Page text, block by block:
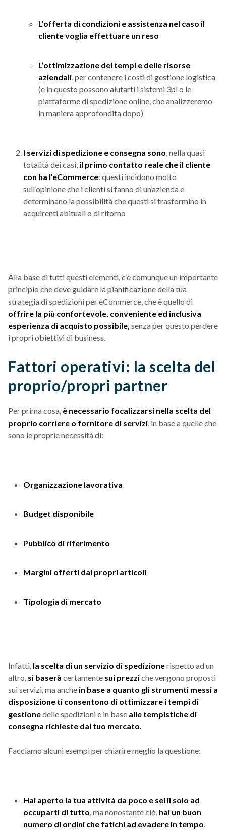
L’offerta di condizioni e assistenza nel caso il
cliente voglia effettuare un reso
L’ottimizzazione dei tempi e delle risorse
aziendali, per contenere i costi di gestione logistica
(e in questo possono aiutarti i sistemi 3pl o le
piattaforme di spedizione online, che analizzeremo
in maniera approfondita dopo)
I servizi di spedizione e consegna sono, nella quasi
totalità dei casi, il primo contatto reale che il cliente
con ha l’eCommerce: questi incidono molto
sull’opinione che i clienti si fanno di un’azienda e
determinano la possibilità che questi si trasformino in
acquirenti abituali o di ritorno
Alla base di tutti questi elementi, c’è comunque un importante
principio che deve guidare la pianificazione della tua
strategia di spedizioni per eCommerce, che è quello di
offrire la più confortevole, conveniente ed inclusiva
esperienza di acquisto possibile, senza per questo perdere
i propri obiettivi di business.
Fattori operativi: la scelta del
proprio/propri partner
Per prima cosa, è necessario focalizzarsi nella scelta del
proprio corriere o fornitore di servizi, in base a quelle che
sono le proprie necessità di:
Organizzazione lavorativa
Budget disponibile
Pubblico di riferimento
Margini offerti dai propri articoli
Tipologia di mercato
Infatti, la scelta di un servizio di spedizionerispetto ad un
altro, si baserà certamente sui prezziche vengono proposti
sui servizi, ma anche in base a quanto gli strumenti messi a
disposizione ti consentono di ottimizzare i tempi di
gestionedelle spedizioni e in base alle tempistiche di
consegna richieste dal tuo mercato.
Facciamo alcuni esempi per chiarire meglio la questione:
Hai aperto la tua attività da poco e sei il solo ad
occuparti di tutto, ma nonostante ciò, hai un buon
numero di ordini che fatichi ad evadere in tempo.